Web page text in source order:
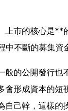
市的核心是**
不斷的募集資
般的公開發行
形成資本的
己幹，這樣